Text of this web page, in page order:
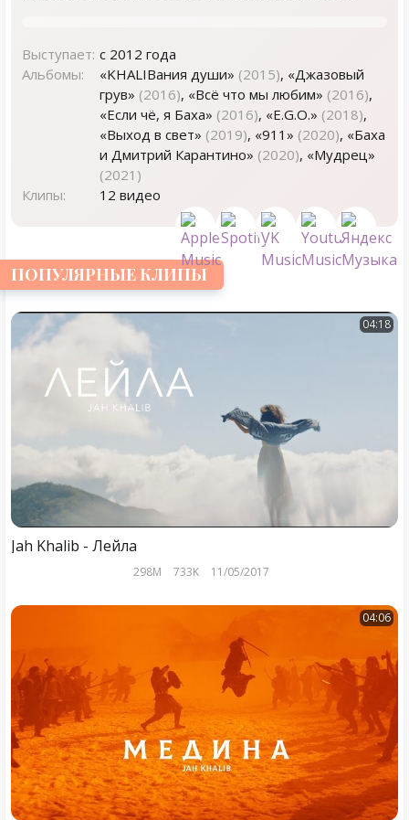
Выступает: с 2012 года
Альбомы:
«KHALIBания души» (2015), «Джазовый
грув» (2016), «Всё что мы любим» (2016),
«Если чё, я Баха» (2016), «E.G.O.» (2018),
«Выход в свет» (2019), «911» (2020), «Баха
и Дмитрий Карантино» (2020), «Мудрец»
(2021)
Клипы:
12 видео
ПОПУЛЯРНЫЕ КЛИПЫ
04:18
Jah Khalib - Лейла
298M 733K 11/05/2017
04:06